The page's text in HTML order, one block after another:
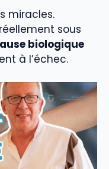
miracles.
sous
biologique
à l’échec.